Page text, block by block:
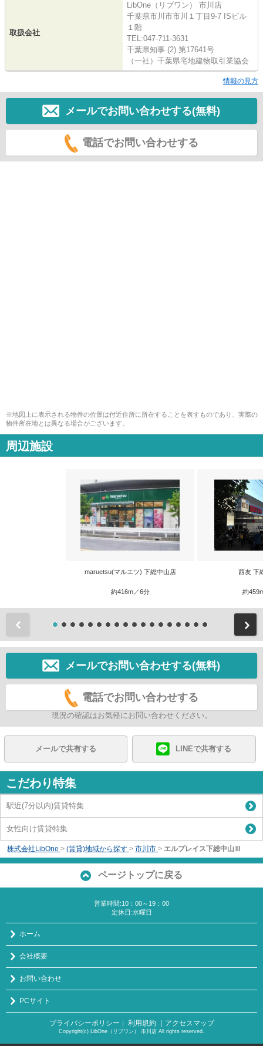
取扱会社
LibOne（リブワン） 市川店
千葉県市川市市川１丁目9-7 ISビル
１階
TEL:047-711-3631
千葉県知事 (2) 第17641号
（一社）千葉県宅地建物取引業協会
情報の見方
メールでお問い合わせする(無料)
電話でお問い合わせする
※地図上に表示される物件の位置は付近住所に所在することを表すものであり、実際の
物件所在地とは異なる場合がございます。
周辺施設
maruetsu(マルエツ) 下総中山店
約416m／6分
西友 下
約
メールでお問い合わせする(無料)
電話でお問い合わせする
現況の確認はお気軽にお問い合わせください。
メールで共有する LINEで共有する
こだわり特集
駅近(7分以内)賃貸特集
女性向け賃貸特集
株式会社LibOne > (賃貸)地域から探す > 市川市 > エルプレイス下総中山Ⅲ
ページトップに戻る
営業時間:10：00～19：00
定休日:水曜日
ホーム
会社概要
お問い合わせ
PCサイト
プライバシーポリシー 利用規約 ｜アクセスマップ
Copyright(c) LibOne（リブワン） 市川店 All rights reserved.